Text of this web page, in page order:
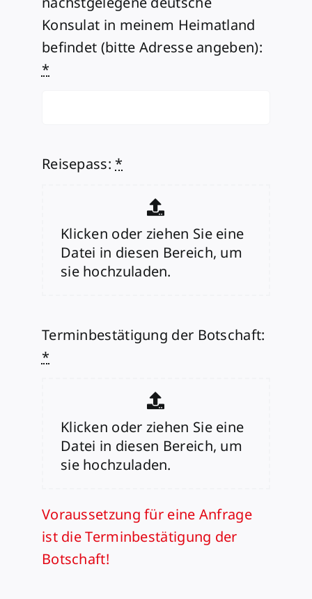
Konsulat in meinem Heimatland
befindet (bitte Adresse angeben):
*
Reisepass: *
Klicken oder ziehen Sie eine
Datei in diesen Bereich, um
sie hochzuladen.
Terminbestätigung der Botschaft:
*
Klicken oder ziehen Sie eine
Datei in diesen Bereich, um
sie hochzuladen.
Voraussetzung für eine Anfrage
ist die Terminbestätigung der
Botschaft!